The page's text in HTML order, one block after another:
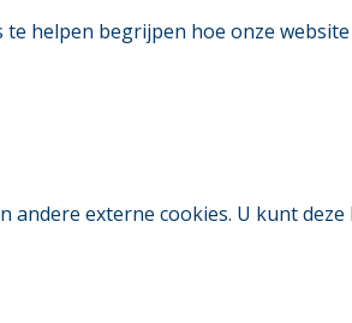
helpen begrijpen hoe onze
externe cookies. U kunt